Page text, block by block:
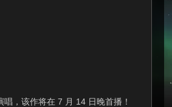
，该作将在 7 月 14 日晚首播！